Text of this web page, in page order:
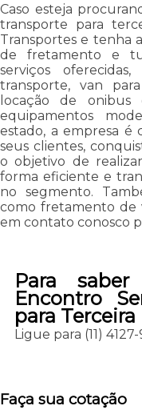
Caso esteja
transporte para
Transportes e tenha
de fretamento e
serviços
transporte, van
locação de
equipamentos
estado, a empresa é
seus clientes,
o objetivo de
forma eficiente e
no segmento.
como fretamento de
em contato conosco
Para
Encontro
para
Ligue para (11)
Faça sua cotação